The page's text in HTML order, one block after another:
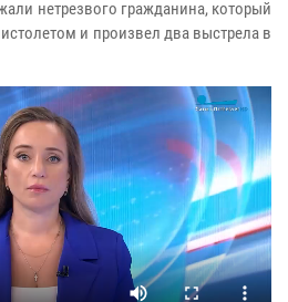
нетрезвого гражданина, который
и произвел два выстрела в